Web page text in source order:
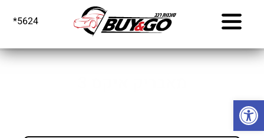
פתח סרגל נגישות
*5624 דף הבית >קאן אם>מאבריק איקס 3
מאבריק איקס 3